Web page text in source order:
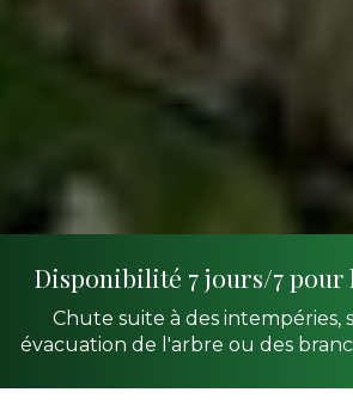
Disponibilité 7 jours/7 pour
Chute suite à des intempéries,
évacuation de l'arbre ou des